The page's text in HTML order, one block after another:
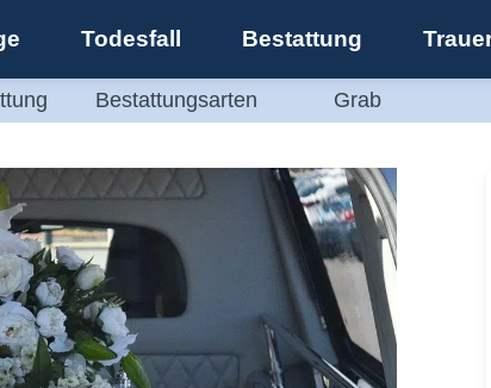
Todesfall Bestattung
Bestattungsarten Grab